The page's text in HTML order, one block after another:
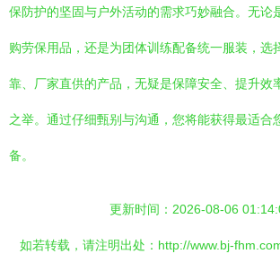
保防护的坚固与户外活动的需求巧妙融合。无论
购劳保用品，还是为团体训练配备统一服装，选
靠、厂家直供的产品，无疑是保障安全、提升效
之举。通过仔细甄别与沟通，您将能获得最适合
备。
更新时间：2026-08-06
如若转载，请注明出处：http://www.bj-